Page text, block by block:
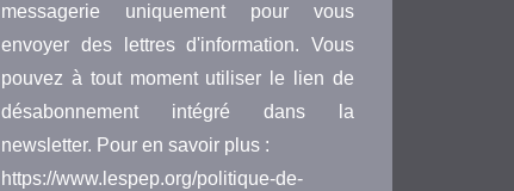
messagerie uniquement pour vous
envoyer des lettres d'information. Vous
pouvez à tout moment utiliser le lien de
désabonnement intégré dans la
newsletter. Pour en savoir plus :
https://www.lespep.org/politique-de-